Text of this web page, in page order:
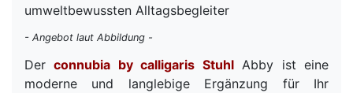
umweltbewussten Alltagsbegleiter
- Angebot laut Abbildung -
Derconnubia by calligaris StuhlAbby ist eine
moderne und langlebige Ergänzung für Ihr